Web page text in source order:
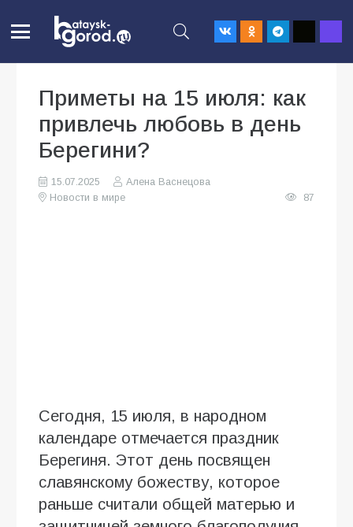
Приметы на 15 июля: как
привлечь любовь в день
Берегини?
15.07.2025
Алена Васнецова
Новости в мире
87
Сегодня, 15 июля, в народном
календаре отмечается праздник
Берегиня. Этот день посвящен
славянскому божеству, которое
раньше считали общей матерью и